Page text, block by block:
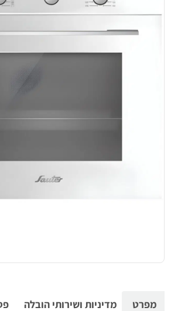
מפרט מדיניות ושירותי הובלה